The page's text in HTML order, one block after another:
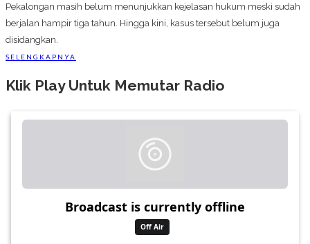
Pekalongan masih belum menunjukkan kejelasan hukum meski sudah
berjalan hampir tiga tahun. Hingga kini, kasus tersebut belum juga
disidangkan.
SELENGKAPNYA
Klik Play Untuk Memutar Radio